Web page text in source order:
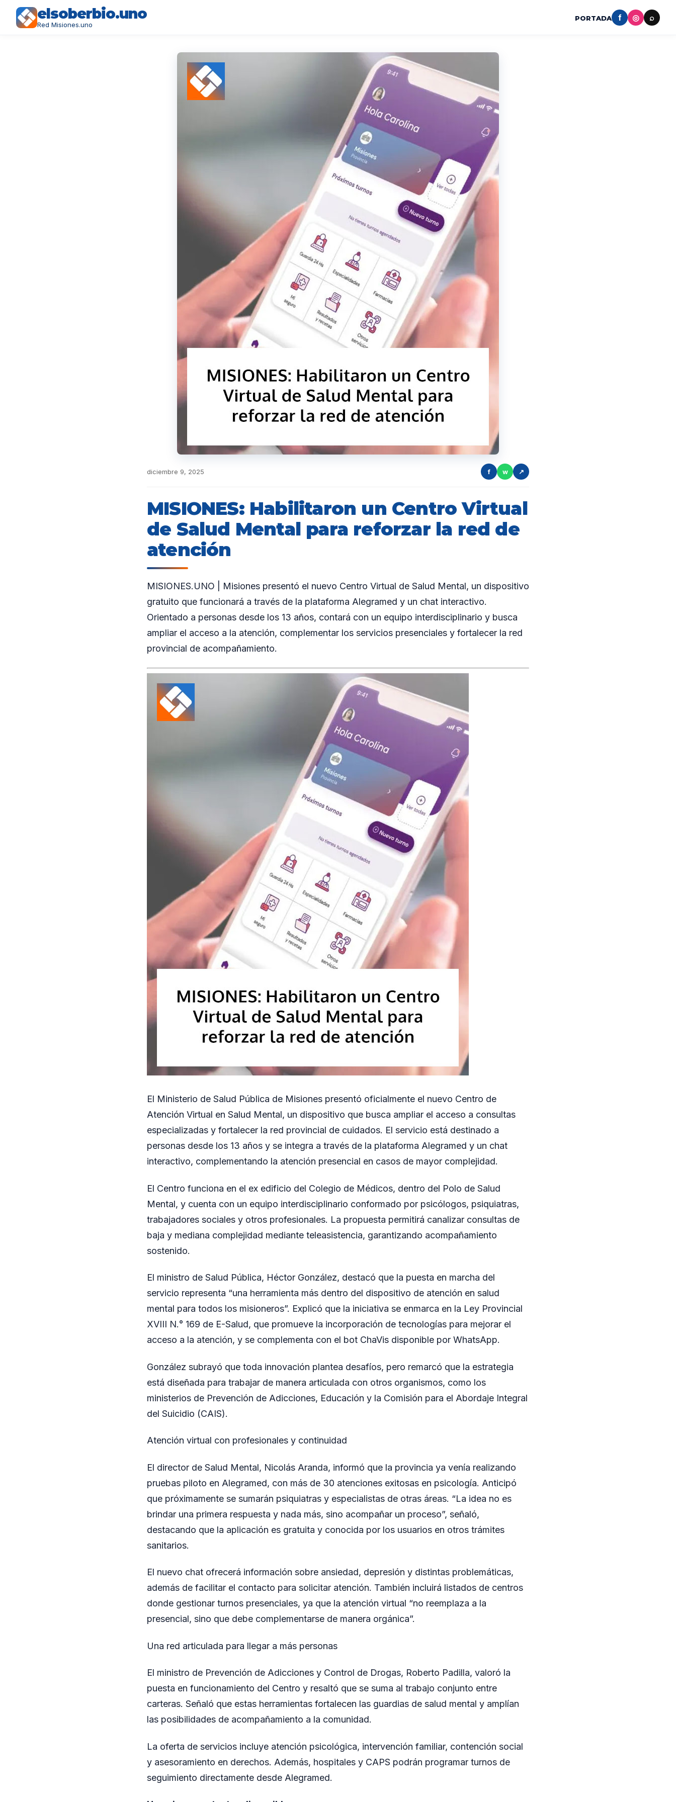
elsoberbio.uno
Red Misiones.uno
PORTADA f ◎ ⌕
diciembre 9, 2025 f w ↗
MISIONES: Habilitaron un Centro Virtual
de Salud Mental para reforzar la red de
atención
MISIONES.UNO | Misiones presentó el nuevo Centro Virtual de Salud Mental, un dispositivo
gratuito que funcionará a través de la plataforma Alegramed y un chat interactivo.
Orientado a personas desde los 13 años, contará con un equipo interdisciplinario y busca
ampliar el acceso a la atención, complementar los servicios presenciales y fortalecer la red
provincial de acompañamiento.
El Ministerio de Salud Pública de Misiones presentó oficialmente el nuevo Centro de
Atención Virtual en Salud Mental, un dispositivo que busca ampliar el acceso a consultas
especializadas y fortalecer la red provincial de cuidados. El servicio está destinado a
personas desde los 13 años y se integra a través de la plataforma Alegramed y un chat
interactivo, complementando la atención presencial en casos de mayor complejidad.
El Centro funciona en el ex edificio del Colegio de Médicos, dentro del Polo de Salud
Mental, y cuenta con un equipo interdisciplinario conformado por psicólogos, psiquiatras,
trabajadores sociales y otros profesionales. La propuesta permitirá canalizar consultas de
baja y mediana complejidad mediante teleasistencia, garantizando acompañamiento
sostenido.
El ministro de Salud Pública, Héctor González, destacó que la puesta en marcha del
servicio representa “una herramienta más dentro del dispositivo de atención en salud
mental para todos los misioneros”. Explicó que la iniciativa se enmarca en la Ley Provincial
XVIII N.° 169 de E-Salud, que promueve la incorporación de tecnologías para mejorar el
acceso a la atención, y se complementa con el bot ChaVis disponible por WhatsApp.
González subrayó que toda innovación plantea desafíos, pero remarcó que la estrategia
está diseñada para trabajar de manera articulada con otros organismos, como los
ministerios de Prevención de Adicciones, Educación y la Comisión para el Abordaje Integral
del Suicidio (CAIS).
Atención virtual con profesionales y continuidad
El director de Salud Mental, Nicolás Aranda, informó que la provincia ya venía realizando
pruebas piloto en Alegramed, con más de 30 atenciones exitosas en psicología. Anticipó
que próximamente se sumarán psiquiatras y especialistas de otras áreas. “La idea no es
brindar una primera respuesta y nada más, sino acompañar un proceso”, señaló,
destacando que la aplicación es gratuita y conocida por los usuarios en otros trámites
sanitarios.
El nuevo chat ofrecerá información sobre ansiedad, depresión y distintas problemáticas,
además de facilitar el contacto para solicitar atención. También incluirá listados de centros
donde gestionar turnos presenciales, ya que la atención virtual “no reemplaza a la
presencial, sino que debe complementarse de manera orgánica”.
Una red articulada para llegar a más personas
El ministro de Prevención de Adicciones y Control de Drogas, Roberto Padilla, valoró la
puesta en funcionamiento del Centro y resaltó que se suma al trabajo conjunto entre
carteras. Señaló que estas herramientas fortalecen las guardias de salud mental y amplían
las posibilidades de acompañamiento a la comunidad.
La oferta de servicios incluye atención psicológica, intervención familiar, contención social
y asesoramiento en derechos. Además, hospitales y CAPS podrán programar turnos de
seguimiento directamente desde Alegramed.